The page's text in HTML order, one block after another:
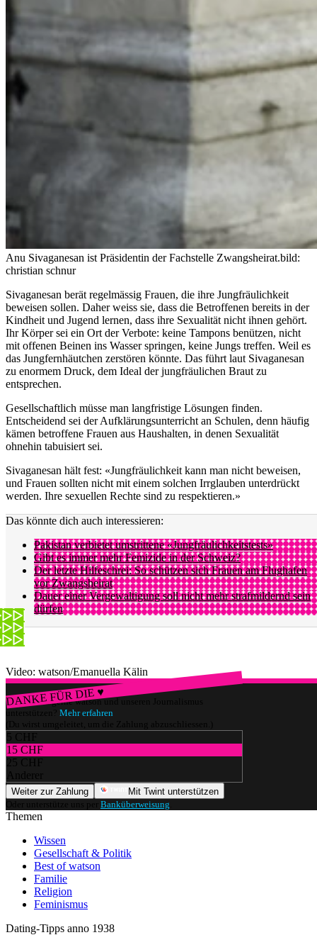
Anu Sivaganesan ist Präsidentin der Fachstelle Zwangsheirat.bild:
christian schnur
Sivaganesan berät regelmässig Frauen, die ihre Jungfräulichkeit
beweisen sollen. Daher weiss sie, dass die Betroffenen bereits in der
Kindheit und Jugend lernen, dass ihre Sexualität nicht ihnen gehört.
Ihr Körper sei ein Ort der Verbote: keine Tampons benützen, nicht
mit offenen Beinen ins Wasser springen, keine Jungs treffen. Weil es
das Jungfernhäutchen zerstören könnte. Das führt laut Sivaganesan
zu enormem Druck, dem Ideal der jungfräulichen Braut zu
entsprechen.
Gesellschaftlich müsse man langfristige Lösungen finden.
Entscheidend sei der Aufklärungsunterricht an Schulen, denn häufig
kämen betroffene Frauen aus Haushalten, in denen Sexualität
ohnehin tabuisiert sei.
Sivaganesan hält fest: «Jungfräulichkeit kann man nicht beweisen,
und Frauen sollten nicht mit einem solchen Irrglauben unterdrückt
werden. Ihre sexuellen Rechte sind zu respektieren.»
Das könnte dich auch interessieren:
Pakistan verbietet umstrittene «Jungfräulichkeitstests»
Gibt es immer mehr Femizide in der Schweiz?
Der letzte Hilfeschrei: So schützen sich Frauen am Flughafen
vor Zwangsheirat
Dauer einer Vergewaltigung soll nicht mehr strafmildernd sein
dürfen
Video: watson/Emanuella Kälin
DANKE FÜR DIE ♥
Würdest du gerne watson und unseren Journalismus
unterstützen? Mehr erfahren
(Du wirst umgeleitet, um die Zahlung abzuschliessen.)
5 CHF
15 CHF
25 CHF
Anderer
Weiter zur Zahlung
Mit Twint unterstützen
Oder unterstütze uns per Banküberweisung
Themen
Wissen
Gesellschaft & Politik
Best of watson
Familie
Religion
Feminismus
Dating-Tipps anno 1938